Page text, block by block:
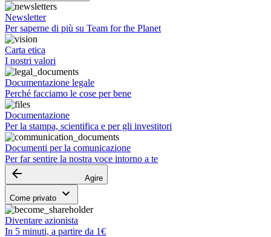
Newsletter
Per saperne di più su Team for the Planet
Carta etica
I nostri valori
Documentazione legale
Perché facciamo le cose per bene
Documentazione
Per la stampa, scientifica e per gli investitori
Documenti per la comunicazione
Per far sentire la nostra voce intorno a te
arrow_backward Agire
Come privato keyboard_arrow_down
Diventare azionista
In 5 minuti, a partire da 1€